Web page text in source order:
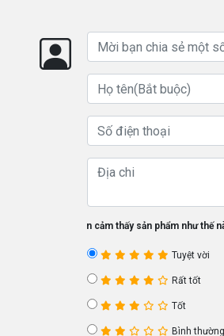
Bạn cảm thấy sản phẩm như thế
Tuyệt vời
Rất tốt
Tốt
Bình thường